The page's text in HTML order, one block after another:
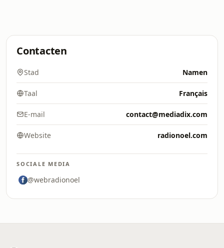
Contacten
Stad Namen
Taal Français
E-mail contact@mediadix.com
Website radionoel.com
SOCIALE MEDIA
@webradionoel